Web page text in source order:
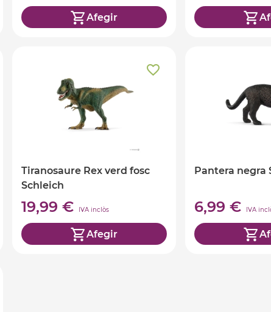
Afegir
Tiranosaure Rex verd fosc
Schleich
19,99 € IVA inclòs
Afegir
Pantera negra
6,99 € IVA